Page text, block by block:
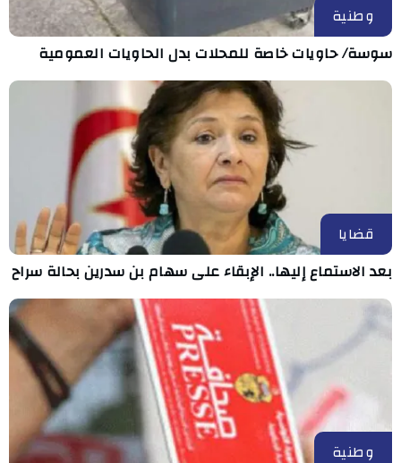
وطنية
سوسة/ حاويات خاصة للمحلات بدل الحاويات العمومية
قضايا
بعد الاستماع إليها.. الإبقاء على سهام بن سدرين بحالة سراح
وطنية